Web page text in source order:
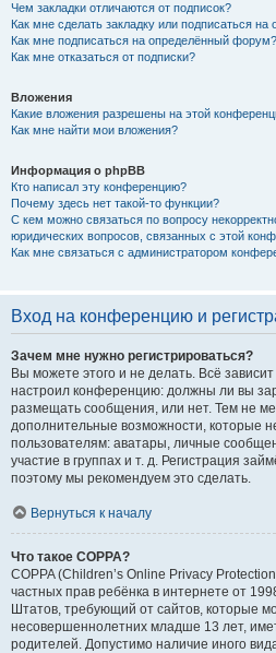
Чем закладки отличаются от подписок?
Как мне сделать закладку или подписаться
Как мне подписаться на определённый форум?
Как мне отказаться от подписки?
Вложения
Какие вложения разрешены на этой
Как мне найти мои вложения?
Информация о phpBB
Кто написал эту конференцию?
Почему здесь нет такой-то функции?
С кем можно связаться по вопросу
юридических вопросов, связанных с этой
Как мне связаться с администратором
Вход на конференцию и
Зачем мне нужно регистрироваться?
Вы можете этого и не делать. Всё
настроил конференцию: должны ли вы
размещать сообщения, или нет. Тем не
дополнительные возможности, которые
пользователям: аватары, личные
участие в группах и т. д. Регистрация
поэтому мы рекомендуем это сделать.
Вернуться к началу
Что такое COPPA?
COPPA (Children’s Online Privacy
частных прав ребёнка в интернете от
Штатов, требующий от сайтов, которые
несовершеннолетних младше 13 лет,
родителей. Допустимо наличие иного